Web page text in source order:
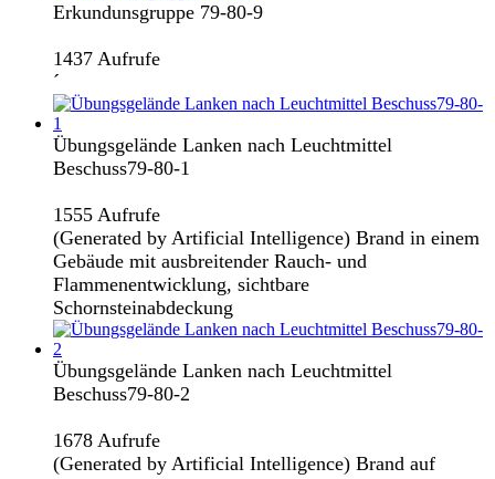
Erkundunsgruppe 79-80-9
1437 Aufrufe
´
Übungsgelände Lanken nach Leuchtmittel
Beschuss79-80-1
1555 Aufrufe
(Generated by Artificial Intelligence) Brand in einem
Gebäude mit ausbreitender Rauch- und
Flammenentwicklung, sichtbare
Schornsteinabdeckung
Übungsgelände Lanken nach Leuchtmittel
Beschuss79-80-2
1678 Aufrufe
(Generated by Artificial Intelligence) Brand auf